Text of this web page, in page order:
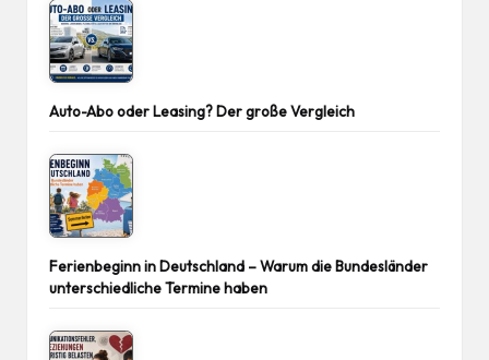
Auto-Abo oder Leasing? Der große Vergleich
Ferienbeginn in Deutschland – Warum die Bundesländer
unterschiedliche Termine haben